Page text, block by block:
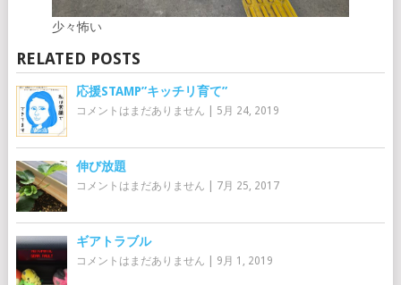
少々怖い
RELATED POSTS
応援STAMP”キッチリ育て”
コメントはまだありません 5月 24, 2019
伸び放題
コメントはまだありません 7月 25, 2017
ギアトラブル
コメントはまだありません 9月 1, 2019